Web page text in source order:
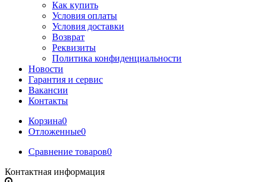
Как купить
Условия оплаты
Условия доставки
Возврат
Реквизиты
Политика конфиденциальности
Новости
Гарантия и сервис
Вакансии
Контакты
Корзина0
Отложенные0
Сравнение товаров0
Контактная информация